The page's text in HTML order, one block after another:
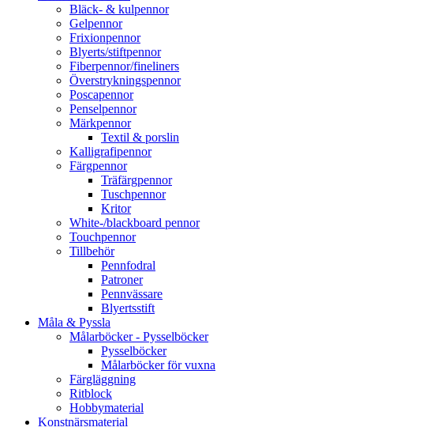
Bläck- & kulpennor
Gelpennor
Frixionpennor
Blyerts/stiftpennor
Fiberpennor/fineliners
Överstrykningspennor
Poscapennor
Penselpennor
Märkpennor
Textil & porslin
Kalligrafipennor
Färgpennor
Träfärgpennor
Tuschpennor
Kritor
White-/blackboard pennor
Touchpennor
Tillbehör
Pennfodral
Patroner
Pennvässare
Blyertsstift
Måla & Pyssla
Målarböcker - Pysselböcker
Pysselböcker
Målarböcker för vuxna
Färgläggning
Ritblock
Hobbymaterial
Konstnärsmaterial